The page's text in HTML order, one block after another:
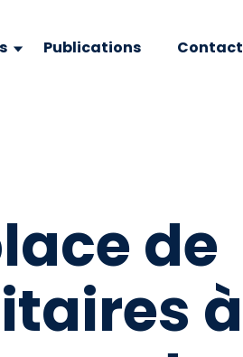
Publications Contact
de
à